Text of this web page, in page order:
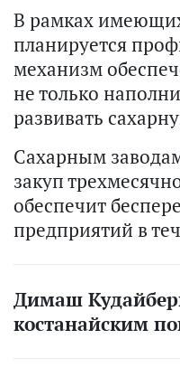
В рамках
планируется
механизм
не только
развивать
Сахарным
закуп
обеспечит
предприятий в
Димаш
костанайским